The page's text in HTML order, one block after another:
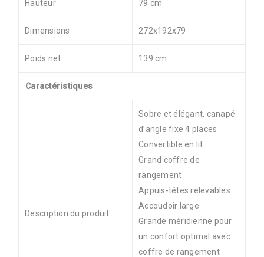
Hauteur 79 cm
Dimensions 272x192x79
Poids net 139 cm
Caractéristiques
Description du produit
Sobre et élégant, canapé
d’angle fixe 4 places
Convertible en lit
Grand coffre de
rangement
Appuis-têtes relevables
Accoudoir large
Grande méridienne pour
un confort optimal avec
coffre de rangement